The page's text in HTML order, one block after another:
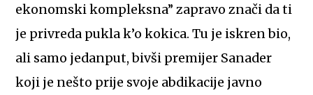
ekonomski kompleksna” zapravo znači da ti
je privreda pukla k’o kokica. Tu je iskren bio,
ali samo jedanput, bivši premijer Sanader
koji je nešto prije svoje abdikacije javno